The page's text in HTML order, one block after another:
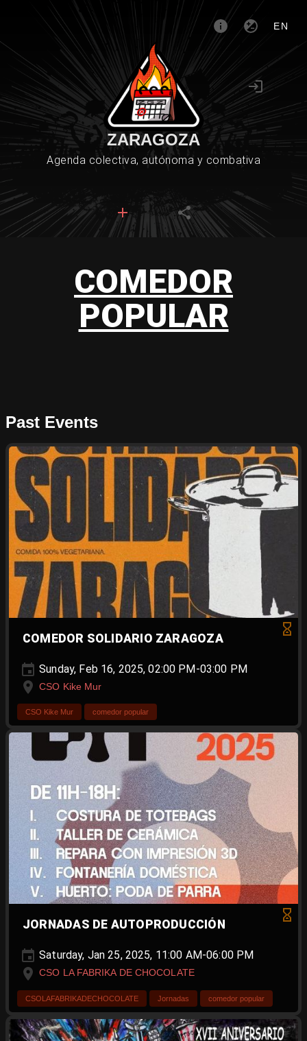
EN
ZARAGOZA
Agenda colectiva, autónoma y combativa
COMEDOR
POPULAR
Past Events
COMEDOR SOLIDARIO ZARAGOZA
Sunday, Feb 16, 2025, 02:00 PM-03:00 PM
CSO Kike Mur
CSO Kike Mur comedor popular
JORNADAS DE AUTOPRODUCCIÓN
Saturday, Jan 25, 2025, 11:00 AM-06:00 PM
CSO LA FABRIKA DE CHOCOLATE
CSOLAFABRIKADECHOCOLATE Jornadas comedor popular